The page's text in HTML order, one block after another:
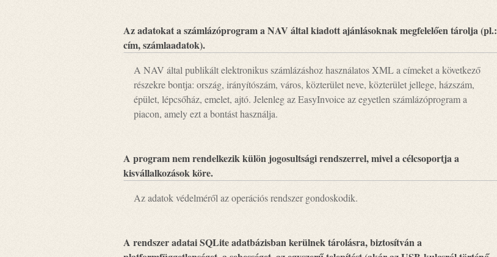
Az adatokat a számlázóprogram a NAV által kiadott ajánlásoknak megfelelően tárolja (pl.:
cím, számlaadatok).
A NAV által publikált elektronikus számlázáshoz használatos XML a címeket a következő
részekre bontja: ország, irányítószám, város, közterület neve, közterület jellege, házszám,
épület, lépcsőház, emelet, ajtó. Jelenleg az EasyInvoice az egyetlen számlázóprogram a
piacon, amely ezt a bontást használja.
A program nem rendelkezik külön jogosultsági rendszerrel, mivel a célcsoportja a
kisvállalkozások köre.
Az adatok védelméről az operációs rendszer gondoskodik.
A rendszer adatai SQLite adatbázisban kerülnek tárolásra, biztosítván a